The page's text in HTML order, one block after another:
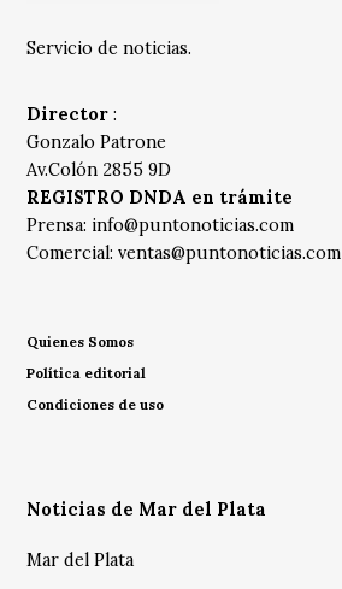
Servicio de noticias.
Director :
Gonzalo Patrone
Av.Colón 2855 9D
REGISTRO DNDA en trámite
Prensa: info@puntonoticias.com
Comercial:ventas@puntonoticias.com
Quienes Somos
Política editorial
Condiciones de uso
Noticias de Mar del Plata
Mar del Plata